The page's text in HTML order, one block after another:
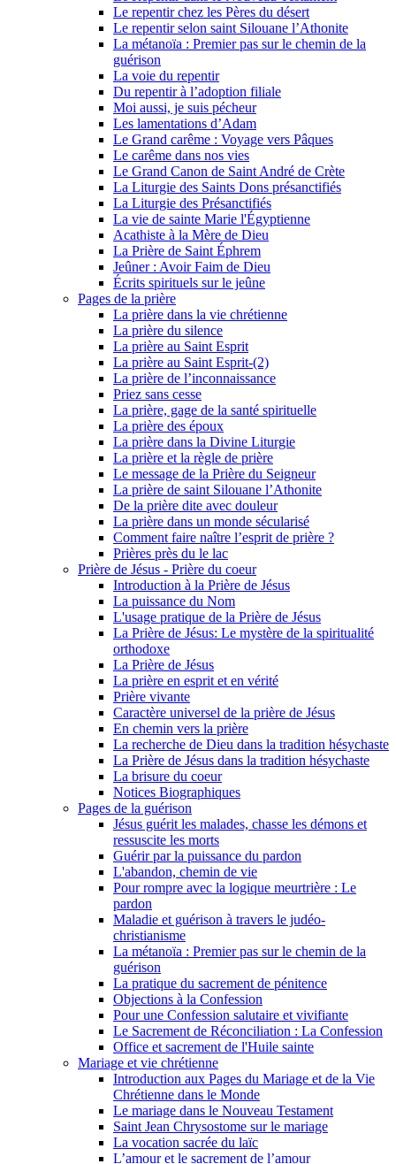
Le repentir chez les Pères du désert
Le repentir selon saint Silouane l’Athonite
La métanoïa : Premier pas sur le chemin de la
guérison
La voie du repentir
Du repentir à l’adoption filiale
Moi aussi, je suis pécheur
Les lamentations d’Adam
Le Grand carême : Voyage vers Pâques
Le carême dans nos vies
Le Grand Canon de Saint André de Crète
La Liturgie des Saints Dons présanctifiés
La Liturgie des Présanctifiés
La vie de sainte Marie l'Égyptienne
Acathiste à la Mère de Dieu
La Prière de Saint Éphrem
Jeûner : Avoir Faim de Dieu
Écrits spirituels sur le jeûne
Pages de la prière
La prière dans la vie chrétienne
La prière du silence
La prière au Saint Esprit
La prière au Saint Esprit-(2)
La prière de l’inconnaissance
Priez sans cesse
La prière, gage de la santé spirituelle
La prière des époux
La prière dans la Divine Liturgie
La prière et la règle de prière
Le message de la Prière du Seigneur
La prière de saint Silouane l’Athonite
De la prière dite avec douleur
La prière dans un monde sécularisé
Comment faire naître l’esprit de prière ?
Prières près du le lac
Prière de Jésus - Prière du coeur
Introduction à la Prière de Jésus
La puissance du Nom
L'usage pratique de la Prière de Jésus
La Prière de Jésus: Le mystère de la spiritualité
orthodoxe
La Prière de Jésus
La prière en esprit et en vérité
Prière vivante
Caractère universel de la prière de Jésus
En chemin vers la prière
La recherche de Dieu dans la tradition hésychaste
La Prière de Jésus dans la tradition hésychaste
La brisure du coeur
Notices Biographiques
Pages de la guérison
Jésus guérit les malades, chasse les démons et
ressuscite les morts
Guérir par la puissance du pardon
L'abandon, chemin de vie
Pour rompre avec la logique meurtrière : Le
pardon
Maladie et guérison à travers le judéo-
christianisme
La métanoïa : Premier pas sur le chemin de la
guérison
La pratique du sacrement de pénitence
Objections à la Confession
Pour une Confession salutaire et vivifiante
Le Sacrement de Réconciliation : La Confession
Office et sacrement de l'Huile sainte
Mariage et vie chrétienne
Introduction aux Pages du Mariage et de la Vie
Chrétienne dans le Monde
Le mariage dans le Nouveau Testament
Saint Jean Chrysostome sur le mariage
La vocation sacrée du laïc
L’amour et le sacrement de l’amour